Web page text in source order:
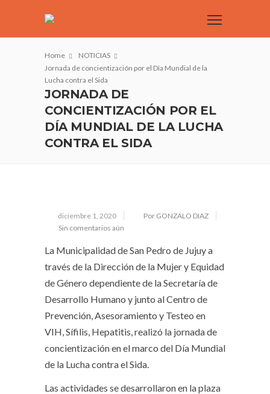
Home
NOTICIAS
Jornada de concientización por el Día Mundial de la
Lucha contra el Sida
JORNADA DE
CONCIENTIZACIÓN POR EL
DÍA MUNDIAL DE LA LUCHA
CONTRA EL SIDA
diciembre 1, 2020
Por GONZALO DIAZ
Sin comentarios aún
La Municipalidad de San Pedro de Jujuy a
través de la Dirección de la Mujer y Equidad
de Género dependiente de la Secretaría de
Desarrollo Humano y junto al Centro de
Prevención, Asesoramiento y Testeo en
VIH, Sífilis, Hepatitis, realizó la jornada de
concientización en el marco del Día Mundial
de la Lucha contra el Sida.
Las actividades se desarrollaron en la plaza